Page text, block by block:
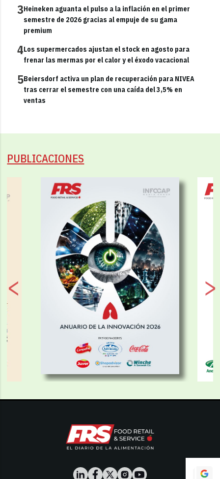
3Heineken aguanta el pulso a la inflación en el primer
semestre de 2026 gracias al empuje de su gama
premium
4Los supermercados ajustan el stock en agosto para
frenar las mermas por el calor y el éxodo vacacional
5Beiersdorf activa un plan de recuperación para NIVEA
tras cerrar el semestre con una caída del 3,5% en
ventas
PUBLICACIONES